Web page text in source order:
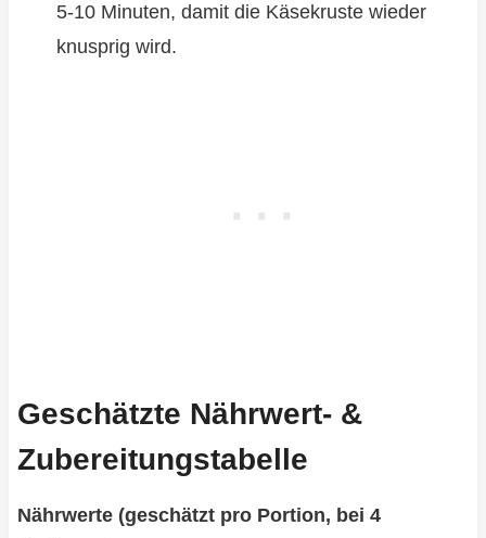
5-10 Minuten, damit die Käsekruste wieder
knusprig wird.
Geschätzte Nährwert- &
Zubereitungstabelle
Nährwerte (geschätzt pro Portion, bei 4